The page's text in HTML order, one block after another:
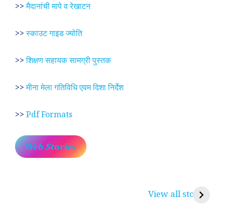
>>मैदानांची मापे व रेखाटन
>>स्काउट गाइड ज्योति
>>शिक्षण सहायक सामग्री पुस्तक
>>मीना मेला गतिविधि एवम दिशा निर्देश
>> Pdf Formats
Web Stories
View all stories
रामसा पीर, रुणेचा रा